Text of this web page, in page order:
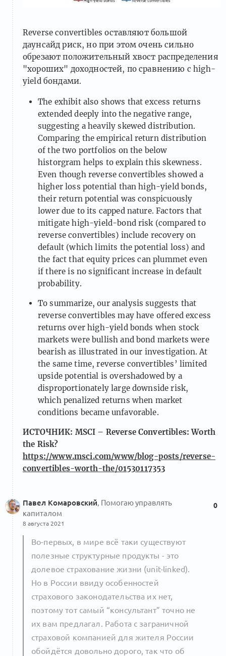
Reverse convertibles оставляют большой
даунсайд риск, но при этом очень сильно
обрезают положительный хвост распределения
"хороших" доходностей, по сравнению с high-
yield бондами.
The exhibit also shows that excess returns
extended deeply into the negative range,
suggesting a heavily skewed distribution.
Comparing the empirical return distribution
of the two portfolios on the below
historgram helps to explain this skewness.
Even though reverse convertibles showed a
higher loss potential than high-yield bonds,
their return potential was conspicuously
lower due to its capped nature. Factors that
mitigate high-yield-bond risk (compared to
reverse convertibles) include recovery on
default (which limits the potential loss) and
the fact that equity prices can plummet even
if there is no significant increase in default
probability.
To summarize, our analysis suggests that
reverse convertibles may have offered excess
returns over high-yield bonds when stock
markets were bullish and bond markets were
bearish as illustrated in our investigation. At
the same time, reverse convertibles’ limited
upside potential is overshadowed by a
disproportionately large downside risk,
which penalized returns when market
conditions became unfavorable.
ИСТОЧНИК: MSCI – Reverse Convertibles: Worth
the Risk?
https://www.msci.com/www/blog-posts/reverse-
convertibles-worth-the/01530117353
Павел Комаровский, Помогаю управлять
капиталом
8 августа 2021
0
Во-первых, в мире всё таки существуют
полезные структурные продукты - это
долевое страхование жизни (unit-linked).
Но в России ввиду особенностей
страхового законодательства их нет,
поэтому тот самый “консультант” точно не
их вам предлагал. Работа с заграничной
страховой компанией для жителя России
обойдётся довольно дорого, так что об